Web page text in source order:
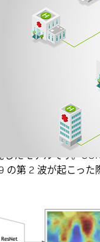
ーテッド ラー
の母集団、デ
ジェネラル ブリ
人が、初診から数
発しました。
は CORISK といい
たモデルです。
の第 2 波が起こっ